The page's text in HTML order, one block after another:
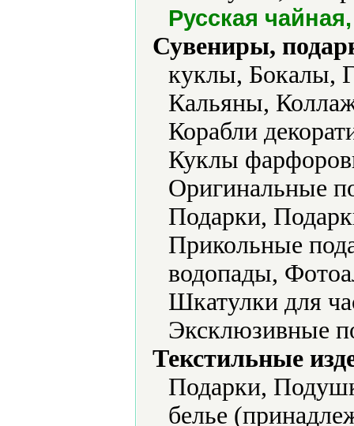
Русская
Сувениры,
куклы, Бокалы,
Кальяны,
Корабли
Куклы
Оригинальные
Подарки,
Прикольные
водопады,
Шкатулки для
Эксклюзивные
Текстильные
Подарки,
белье